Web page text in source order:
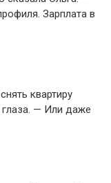
Зарплата в
квартиру
— Или даже